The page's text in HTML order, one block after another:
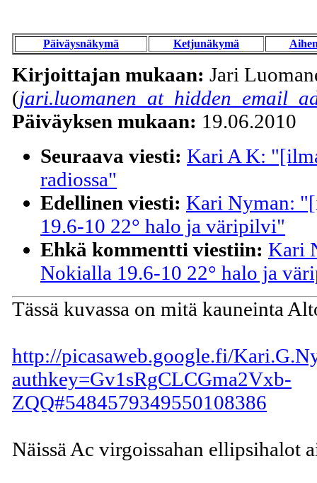
Päiväysnäkymä Ketjunäkymä
Kirjoittajan mukaan: Jari
(
Päiväyksen mukaan: 19.06.2010
Seuraava viesti: Kari A K:
radiossa"
Edellinen viesti: Kari Nyman:
19.6-10 22° halo ja väripilvi"
Ehkä kommentti viestiin: Kari
Nokialla 19.6-10 22° halo ja
Tässä kuvassa on mitä kauneinta
http://picasaweb.google.fi/
authkey=Gv1sRgCLCGma2Vxb-
ZQQ#5484579349550108386
Näissä Ac virgoissahan ellipsihalot